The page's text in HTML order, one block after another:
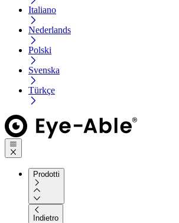
Italiano
Nederlands
Polski
Svenska
Türkçe
Prodotti
Indietro